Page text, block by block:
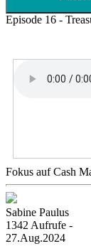
Episode 16 -
Fokus auf Cash
Sabine Paulus
1342 Aufrufe -
27.Aug.2024